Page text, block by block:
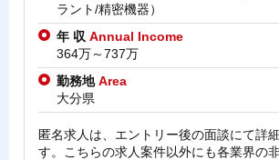
ラント/精密機器）
年 収 Annual Income
364万～737万
勤務地Area
大分県
匿名求人は、エントリー後の面談にて詳
す。こちらの求人案件以外にも各業界の